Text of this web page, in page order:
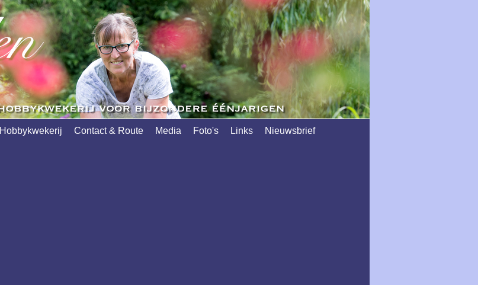
Hobbykwekerij Contact & Route Media Foto's Links Nieuwsbrief